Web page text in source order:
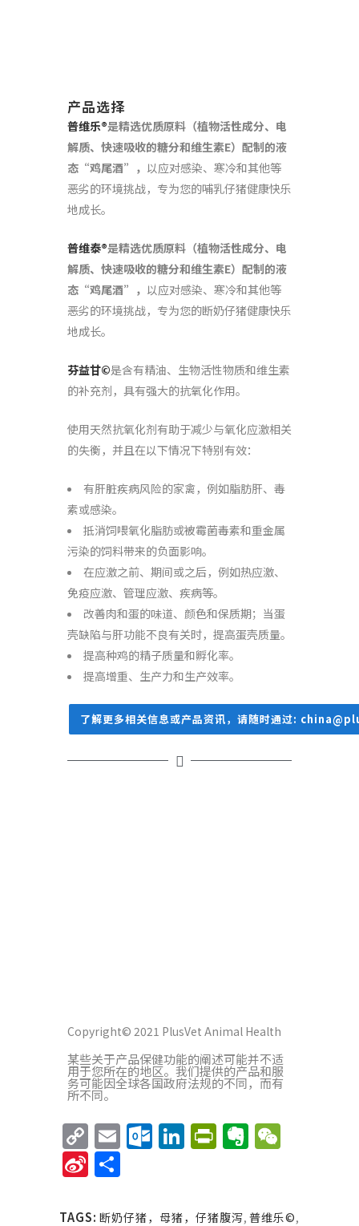
产品选择
普维乐®是精选优质原料（植物活性成分、电
解质、快速吸收的糖分和维生素E）配制的液
态 “鸡尾酒” ， 以应对感染、寒冷和其他等
恶劣的环境挑战，专为您的哺乳仔猪健康快乐
地成长。
普维泰®是精选优质原料（植物活性成分、电
解质、快速吸收的糖分和维生素E）配制的液
态 “鸡尾酒” ， 以应对感染、寒冷和其他等
恶劣的环境挑战，专为您的断奶仔猪健康快乐
地成长。
芬益甘©是含有精油、生物活性物质和维生素
的补充剂，具有强大的抗氧化作用。
使用天然抗氧化剂有助于减少与氧化应激相关
的失衡，并且在以下情况下特别有效：
有肝脏疾病风险的家禽，例如脂肪肝、毒
素或感染。
抵消饲喂氧化脂肪或被霉菌毒素和重金属
污染的饲料带来的负面影响。
在应激之前、期间或之后，例如热应激、
免疫应激、管理应激、疾病等。
改善肉和蛋的味道、颜色和保质期；当蛋
壳缺陷与肝功能不良有关时，提高蛋壳质量。
提高种鸡的精子质量和孵化率。
提高增重、生产力和生产效率。
了解更多相关信息或产品资讯，请随时通过:
Copyright© 2021 PlusVet Animal Health
某些关于产品保健功能的阐述可能并不适
用于您所在的地区。我们提供的产品和服
务可能因全球各国政府法规的不同，而有
所不同。
Copy
Link
EmailOutlook.com
LinkedInEvernote
Sina
Weibo
TAGS: 断奶仔猪，母猪，仔猪腹泻, 普维乐©,